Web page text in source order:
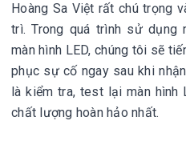
Hoàng Sa Việt rất chú trọng
trì. Trong quá trình sử dụng
màn hình LED, chúng tôi sẽ
phục sự cố ngay sau khi
là kiểm tra, test lại màn hình
chất lượng hoàn hảo nhất.